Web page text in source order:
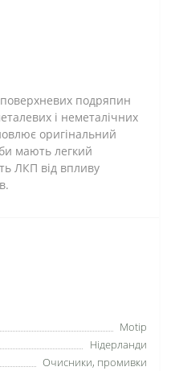
подряпин
і неметалічних
оригінальний
мають легкий
ЛКП від впливу
Motip
Нідерланди
Очисники, промивки